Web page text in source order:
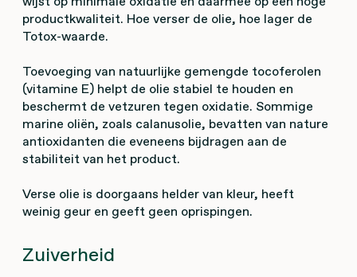
productkwaliteit. Hoe verser de olie, hoe lager de
Totox-waarde.
Toevoeging van natuurlijke gemengde tocoferolen
(vitamine E) helpt de olie stabiel te houden en
beschermt de vetzuren tegen oxidatie. Sommige
marine oliën, zoals calanusolie, bevatten van nature
antioxidanten die eveneens bijdragen aan de
stabiliteit van het product.
Verse olie is doorgaans helder van kleur, heeft
weinig geur en geeft geen oprispingen.
Zuiverheid